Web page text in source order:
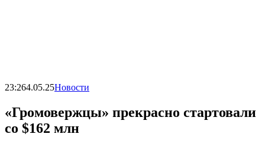
23:264.05.25Новости
«Громовержцы» прекрасно стартовали
со $162 млн